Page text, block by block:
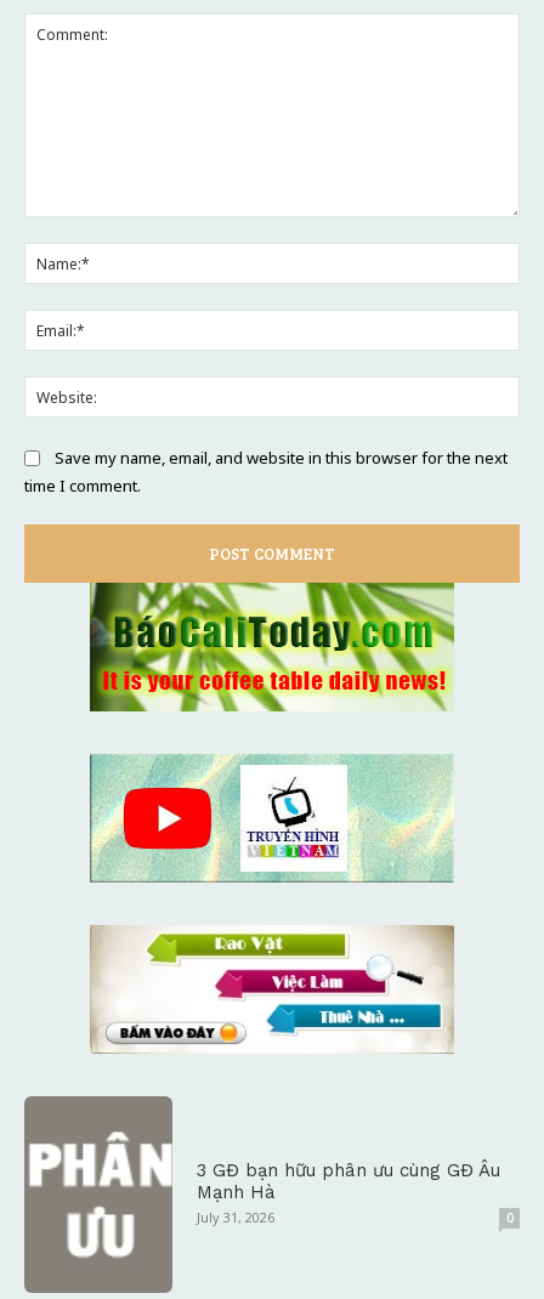
Save my name, email, and website in this browser for the next
time I comment.
3 GĐ bạn hữu phân ưu cùng GĐ Âu
Mạnh Hà
July 31, 2026 0